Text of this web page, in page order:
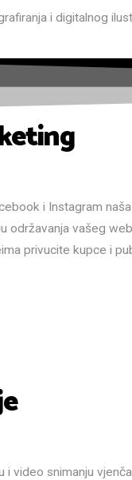
i digitalnog
i Instagram
održavanja vašeg
privucite kupce i
video snimanju